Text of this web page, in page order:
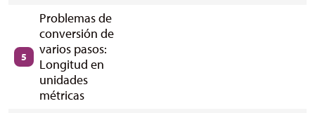
5
Problemas de
conversión de
varios pasos:
Longitud en
unidades
métricas